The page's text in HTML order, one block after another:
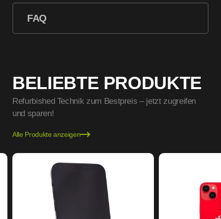
FAQ
BELIEBTE PRODUKTE
Refurbished Technik zum Bestpreis – jetzt zugreifen
und sparen!
Alle Produkte anzeigen